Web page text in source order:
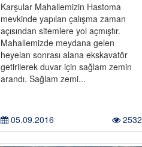
Karşular Mahallemizin Hastoma
mevkinde yapılan çalışma zaman
açısından sitemlere yol açmıştır.
Mahallemizde meydana gelen
heyelan sonrası alana ekskavatör
getirilerek duvar için sağlam zemin
arandı. Sağlam zemi...
05.09.2016 2532